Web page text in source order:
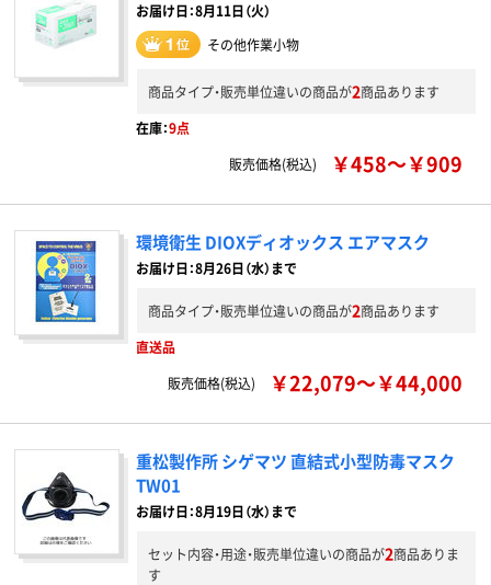
お届け日：8月11日（火）
その他作業小物
商品タイプ・販売単位違いの商品が2商品あります
在庫：9点
販売価格(税込)
￥458～￥909
環境衛生 DIOXディオックス エアマスク
お届け日：8月26日（水）まで
商品タイプ・販売単位違いの商品が2商品あります
直送品
販売価格(税込)
￥22,079～￥44,000
重松製作所 シゲマツ 直結式小型防毒マスク
TW01
お届け日：8月19日（水）まで
セット内容・用途・販売単位違いの商品が2商品ありま
す